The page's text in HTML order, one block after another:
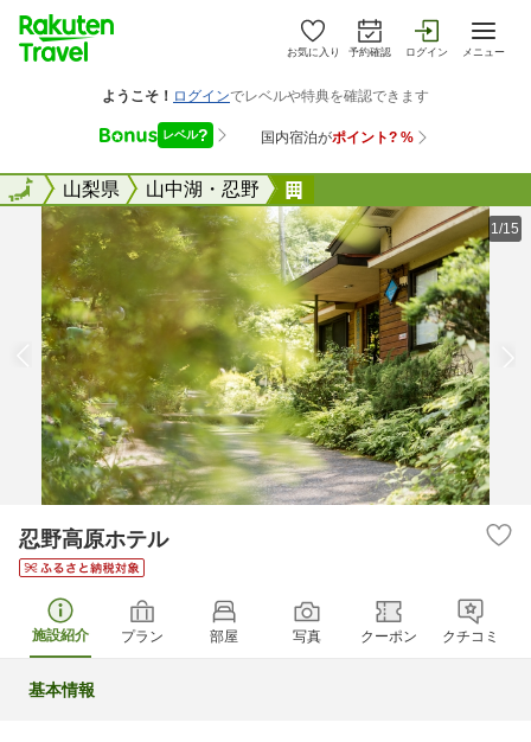
お気に入り 予約確認 ログイン メニュー
全国山梨県 山中湖・忍野
全国
1/15
忍野高原ホテル
施設紹介 プラン 部屋 写真 クーポン クチコミ
基本情報